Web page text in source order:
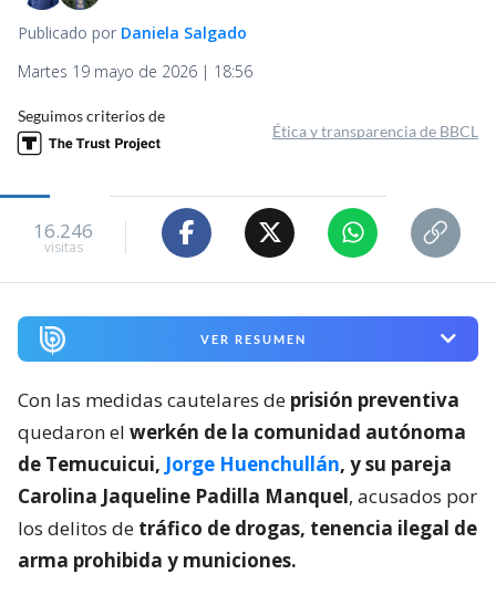
Publicado por Daniela Salgado
Martes 19 mayo de 2026 | 18:56
Seguimos criterios de
Ética y transparencia de BBCL
16.246
visitas
VER RESUMEN
Con las medidas cautelares de prisión preventiva
quedaron el werkén de la comunidad autónoma
de Temucuicui, Jorge Huenchullán, y su pareja
Carolina Jaqueline Padilla Manquel, acusados por
los delitos de tráfico de drogas, tenencia ilegal de
arma prohibida y municiones.